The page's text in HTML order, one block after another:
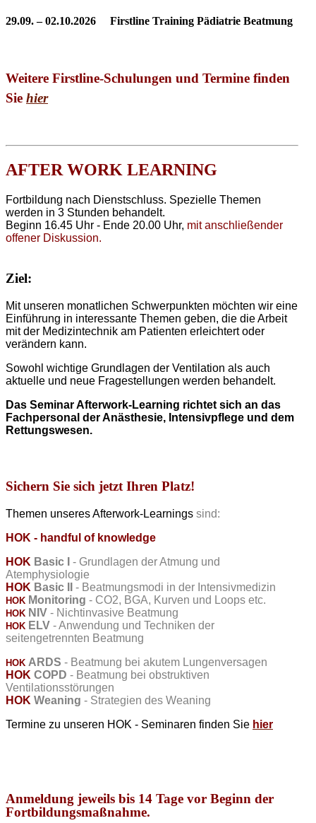
29.09. – 02.10.2026 Firstline Training Pädiatrie Beatmung
Weitere Firstline-Schulungen und Termine finden
Sie hier
AFTER WORK LEARNING
Fortbildung nach Dienstschluss. Spezielle Themen
werden in 3 Stunden behandelt.
Beginn 16.45 Uhr - Ende 20.00 Uhr, mit anschließender
offener Diskussion.
Ziel:
Mit unseren monatlichen Schwerpunkten möchten wir eine
Einführung in interessante Themen geben, die die Arbeit
mit der Medizintechnik am Patienten erleichtert oder
verändern kann.
Sowohl wichtige Grundlagen der Ventilation als auch
aktuelle und neue Fragestellungen werden behandelt.
Das Seminar Afterwork-Learning richtet sich an das
Fachpersonal der Anästhesie, Intensivpflege und dem
Rettungswesen.
Sichern Sie sich jetzt Ihren Platz!
Themen unseres Afterwork-Learnings sind:
HOK - handful of knowledge
HOK Basic I
- Grundlagen der Atmung und
Atemphysiologie
HOK Basic - Beatmungsmodi in der Intensivmedizin
HOK Monitoring - CO2, BGA, Kurven und Loops etc.
HOK NIV - Nichtinvasive Beatmung
HOK ELV - Anwendung und Techniken der
seitengetrennten Beatmung
HOK ARDS - Beatmung bei akutem Lungenversagen
HOK COPD - Beatmung bei obstruktiven
Ventilationsstörungen
HOK Weaning - Strategien des Weaning
Termine zu unseren HOK - Seminaren finden Sie hier
Anmeldung jeweils bis 14 Tage vor Beginn der
Fortbildungsmaßnahme.